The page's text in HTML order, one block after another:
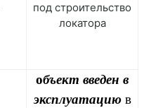
под строительство
локатора
объект введен в
эксплуатациюв